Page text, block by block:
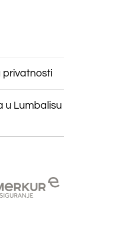
privatnosti
u Lumbalisu